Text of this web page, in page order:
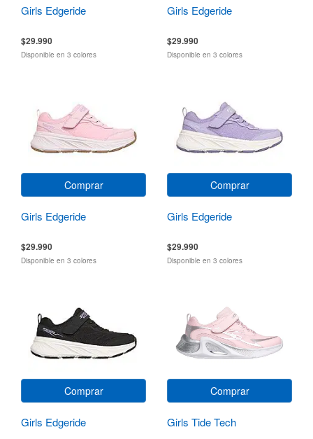
Girls Edgeride
$29.990
Disponible en 3 colores
Girls Edgeride
$29.990
Disponible en 3 colores
Comprar
Girls Edgeride
$29.990
Disponible en 3 colores
Comprar
Girls Edgeride
$29.990
Disponible en 3 colores
Comprar
Girls Edgeride
Comprar
Girls Tide Tech